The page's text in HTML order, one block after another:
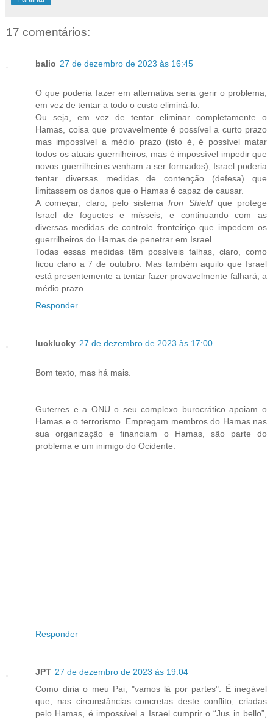
17 comentários:
balio 27 de dezembro de 2023 às 16:45
O que poderia fazer em alternativa seria gerir o problema,
em vez de tentar a todo o custo eliminá-lo.
Ou seja, em vez de tentar eliminar completamente o
Hamas, coisa que provavelmente é possível a curto prazo
mas impossível a médio prazo (isto é, é possível matar
todos os atuais guerrilheiros, mas é impossível impedir que
novos guerrilheiros venham a ser formados), Israel poderia
tentar diversas medidas de contenção (defesa) que
limitassem os danos que o Hamas é capaz de causar.
A começar, claro, pelo sistemaIron Shieldque protege
Israel de foguetes e mísseis, e continuando com as
diversas medidas de controle fronteiriço que impedem os
guerrilheiros do Hamas de penetrar em Israel.
Todas essas medidas têm possíveis falhas, claro, como
ficou claro a 7 de outubro. Mas também aquilo que Israel
está presentemente a tentar fazer provavelmente falhará, a
médio prazo.
Responder
lucklucky 27 de dezembro de 2023 às 17:00
Bom texto, mas há mais.
Guterres e a ONU o seu complexo burocrático apoiam o
Hamas e o terrorismo. Empregam membros do Hamas nas
sua organização e financiam o Hamas, são parte do
problema e um inimigo do Ocidente.
Responder
JPT 27 de dezembro de 2023 às 19:04
Como diria o meu Pai, "vamos lá por partes". É inegável
que, nas circunstâncias concretas deste conflito, criadas
pelo Hamas, é impossível a Israel cumprir o “Jus in bello”,